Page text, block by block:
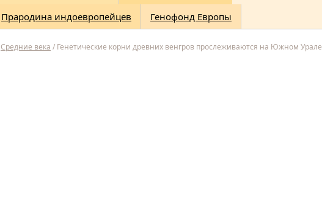
Прародина индоевропейцев Генофонд Европы
Средние века / Генетические корни древних венгров прослеживаются на Южном Урале